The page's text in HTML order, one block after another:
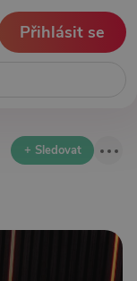
Přihlásit se
+ Sledovat